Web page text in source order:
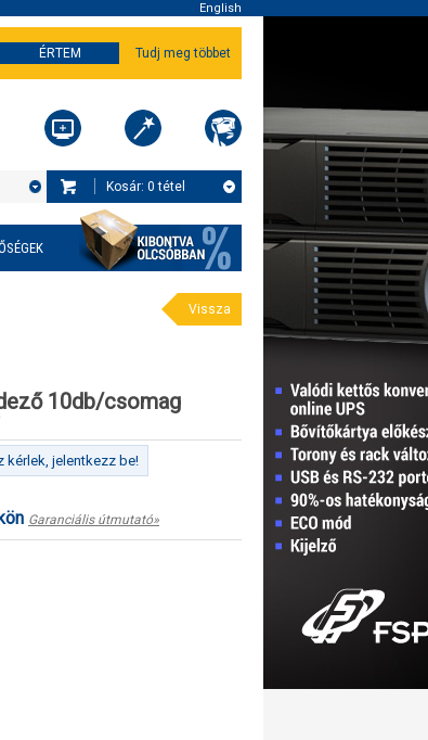
English
ÉRTEM Tudj meg többet
Kosár: 0 tétel
Vissza
10db/csomag
kérlek, jelentkezz be!
Garanciális útmutató»